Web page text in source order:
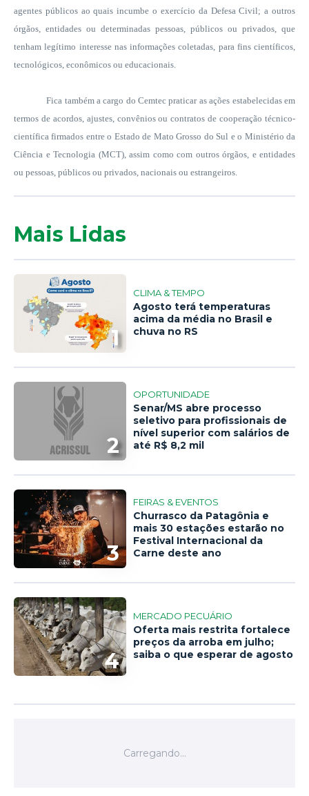
agentes públicos ao quais incumbe o exercício da Defesa Civil; a outros
órgãos, entidades ou determinadas pessoas, públicos ou privados, que
tenham legítimo interesse nas informações coletadas, para fins científicos,
tecnológicos, econômicos ou educacionais.
Fica também a cargo do Cemtec praticar as ações estabelecidas em
termos de acordos, ajustes, convênios ou contratos de cooperação técnico-
científica firmados entre o Estado de Mato Grosso do Sul e o Ministério da
Ciência e Tecnologia (MCT), assim como com outros órgãos, e entidades
ou pessoas, públicos ou privados, nacionais ou estrangeiros.
Mais Lidas
1
CLIMA & TEMPO
Agosto terá temperaturas
acima da média no Brasil e
chuva no RS
2
OPORTUNIDADE
Senar/MS abre processo
seletivo para profissionais de
nível superior com salários de
até R$ 8,2 mil
3
FEIRAS & EVENTOS
Churrasco da Patagônia e
mais 30 estações estarão no
Festival Internacional da
Carne deste ano
4
MERCADO PECUÁRIO
Oferta mais restrita fortalece
preços da arroba em julho;
saiba o que esperar de agosto